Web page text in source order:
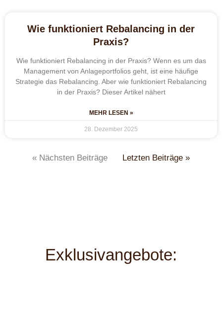
Wie funktioniert Rebalancing in der
Praxis?
Wie funktioniert Rebalancing in der Praxis? Wenn es um das
Management von Anlageportfolios geht, ist eine häufige
Strategie das Rebalancing. Aber wie funktioniert Rebalancing
in der Praxis? Dieser Artikel nähert
MEHR LESEN »
28. Dezember 2025
« Nächsten Beiträge Letzten Beiträge »
Exklusivangebote: